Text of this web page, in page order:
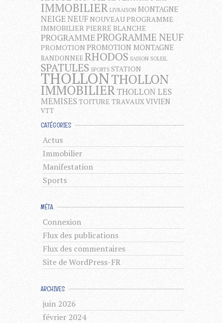
IMMOBILIER LIVRAISON MONTAGNE
NEIGENEUFNOUVEAU PROGRAMME
IMMOBILIERPIERRE BLANCHE
PROGRAMMEPROGRAMME NEUF
PROMOTION PROMOTION MONTAGNE
RANDONNEERHODOS SAISON SOLEIL
SPATULES SPORTS STATION
THOLLONTHOLLON
IMMOBILIERTHOLLON LES
MEMISES TOITURE TRAVAUXVIVIEN
VTT
CATÉGORIES
Actus
Immobilier
Manifestation
Sports
MÉTA
Connexion
Flux des publications
Flux des commentaires
Site de WordPress-FR
ARCHIVES
juin 2026
février 2024